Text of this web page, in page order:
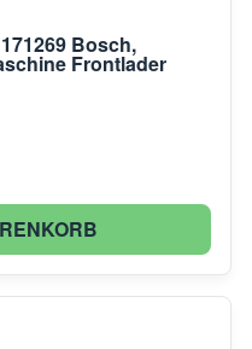
Bosch,
Frontlader